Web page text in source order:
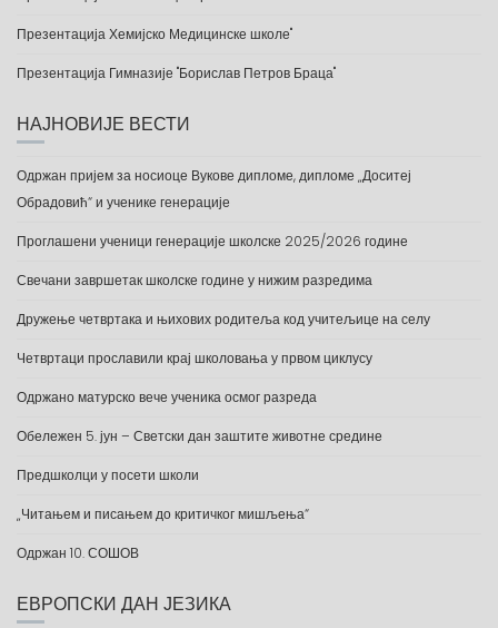
Презентација Хемијско Медицинске школе"
Презентација Гимназије "Борислав Петров Браца"
НАЈНОВИЈЕ ВЕСТИ
Одржан пријем за носиоце Вукове дипломе, дипломе „Доситеј
Обрадовић“ и ученике генерације
Проглашени ученици генерације школске 2025/2026 године
Свечани завршетак школске године у нижим разредима
Дружење четвртака и њихових родитеља код учитељице на селу
Четвртаци прославили крај школовања у првом циклусу
Одржано матурско вече ученика осмог разреда
Обележен 5. јун – Светски дан заштите животне средине
Предшколци у посети школи
„Читањем и писањем до критичког мишљења“
Одржан 10. СОШОВ
ЕВРОПСКИ ДАН ЈЕЗИКА